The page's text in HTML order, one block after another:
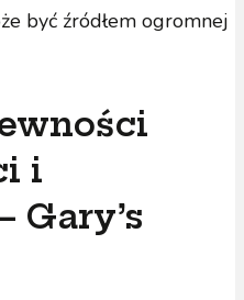
być źródłem ogromnej
i
Gary’s